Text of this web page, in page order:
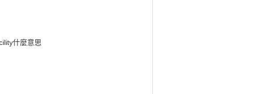
什麼意思